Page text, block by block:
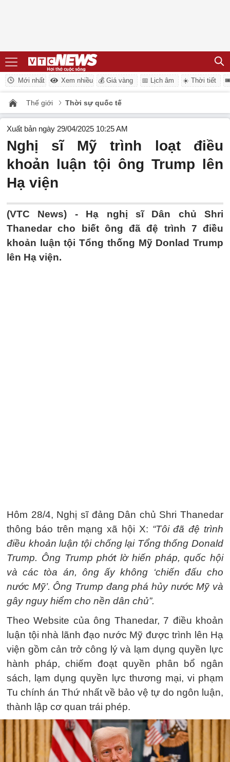
Mới nhất Xem nhiều 💰 Giá vàng 📅 Lịch âm ☀️ Thời tiết
Thế giới Thời sự quốc tế
Xuất bản ngày 29/04/2025 10:25 AM
Nghị sĩ Mỹ trình loạt điều
khoản luận tội ông Trump lên
Hạ viện
(VTC News) - Hạ nghị sĩ Dân chủ Shri
Thanedar cho biết ông đã đệ trình 7 điều
khoản luận tội Tổng thống Mỹ Donlad Trump
lên Hạ viện.
Hôm 28/4, Nghị sĩ đảng Dân chủ Shri Thanedar
thông báo trên mạng xã hội X: “Tôi đã đệ trình
điều khoản luận tội chống lại Tổng thống Donald
Trump. Ông Trump phớt lờ hiến pháp, quốc hội
và các tòa án, ông ấy không ‘chiến đấu cho
nước Mỹ’. Ông Trump đang phá hủy nước Mỹ và
gây nguy hiểm cho nền dân chủ”.
Theo Website của ông Thanedar, 7 điều khoản
luận tội nhà lãnh đạo nước Mỹ được trình lên Hạ
viện gồm cản trở công lý và lạm dụng quyền lực
hành pháp, chiếm đoạt quyền phân bổ ngân
sách, lạm dụng quyền lực thương mại, vi phạm
Tu chính án Thứ nhất về bảo vệ tự do ngôn luận,
thành lập cơ quan trái phép.